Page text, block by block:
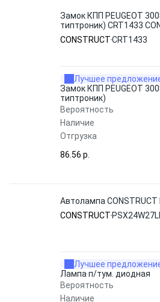
Замок КПП PEUGEOT
типтроник) CRT1433
CONSTRUCTCRT1433
Лучшее
Замок КПП PEUGEOT
типтроник)
Вероятность
Наличие
Отгрузка
86.56 p.
Автолампа CONSTRUCT
CONSTRUCT
Лучшее
Лампа п/тум. диодная
Вероятность
Наличие